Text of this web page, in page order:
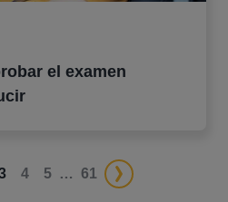
el examen
4 5 … 61